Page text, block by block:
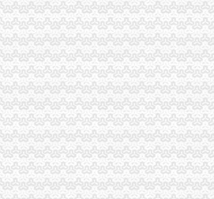
视察区工商分局渝中区代办公司工作